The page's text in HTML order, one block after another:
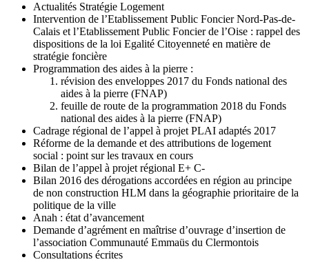
Actualités Stratégie Logement
Intervention de l’Etablissement Public Foncier Nord-Pas-de-
Calais et l’Etablissement Public Foncier de l’Oise : rappel des
dispositions de la loi Egalité Citoyenneté en matière de
stratégie foncière
Programmation des aides à la pierre :
révision des enveloppes 2017 du Fonds national des
aides à la pierre (FNAP)
feuille de route de la programmation 2018 du Fonds
national des aides à la pierre (FNAP)
Cadrage régional de l’appel à projet PLAI adaptés 2017
Réforme de la demande et des attributions de logement
social : point sur les travaux en cours
Bilan de l’appel à projet régional E+ C-
Bilan 2016 des dérogations accordées en région au principe
de non construction HLM dans la géographie prioritaire de la
politique de la ville
Anah : état d’avancement
Demande d’agrément en maîtrise d’ouvrage d’insertion de
l’association Communauté Emmaüs du Clermontois
Consultations écrites